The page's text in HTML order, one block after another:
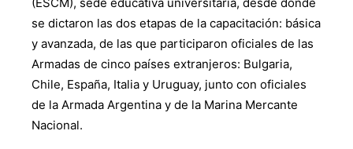
se dictaron las dos etapas de la capacitación: básica
y avanzada, de las que participaron oficiales de las
Armadas de cinco países extranjeros: Bulgaria,
Chile, España, Italia y Uruguay, junto con oficiales
de la Armada Argentina y de la Marina Mercante
Nacional.